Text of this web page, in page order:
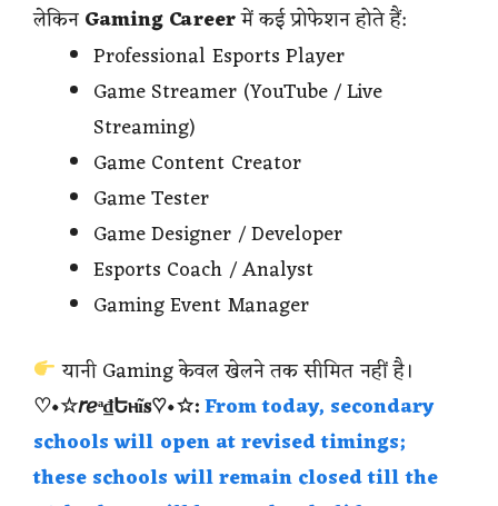
लेकिनGaming Careerमें कई प्रोफेशन होते हैं:
Professional Esports Player
Game Streamer (YouTube / Live
Streaming)
Game Content Creator
Game Tester
Game Designer / Developer
Esports Coach / Analyst
Gaming Event Manager
यानी Gaming केवल खेलने तक सीमित नहीं है।
♡•☆𝘳ℯᵃ₫Եⲏĩ𝐬♡•☆:From today, secondary
schools will open at revised timings;
these schools will remain closed till the